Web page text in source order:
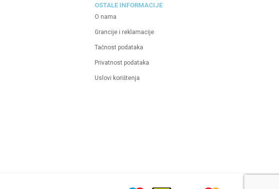
OSTALE INFORMACIJE
O nama
Grancije i reklamacije
Tačnost podataka
Privatnost podataka
Uslovi korištenja